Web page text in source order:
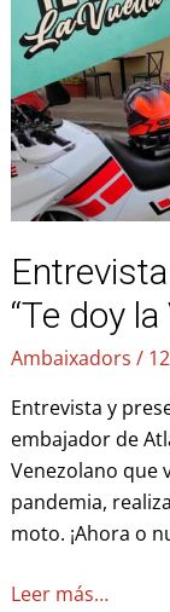
“Te doy la
Ambaixadors /
Entrevista y
embajador de
Venezolano que
pandemia,
moto. ¡Ahora o
Echeto
–
doy
la
Vuelta”
Leer más…